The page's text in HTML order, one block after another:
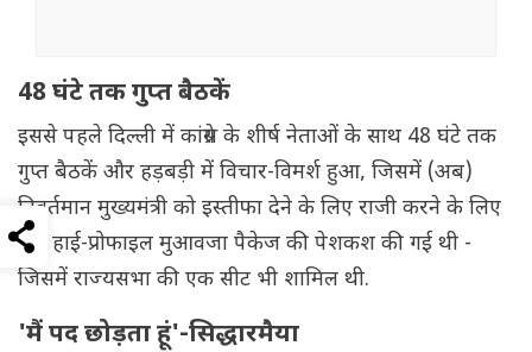
48 घंटे तक गुप्त बैठकें
इससे पहले दिल्ली में कांग्रेस के शीर्ष नेताओं के साथ 48 घंटे तक
गुप्त बैठकें और हड़बड़ी में विचार-विमर्श हुआ, जिसमें (अब)
निवर्तमान मुख्यमंत्री को इस्तीफा देने के लिए राजी करने के लिए
एक हाई-प्रोफाइल मुआवजा पैकेज की पेशकश की गई थी -
जिसमें राज्यसभा की एक सीट भी शामिल थी.
'मैं पद छोड़ता हूं'-सिद्धारमैया